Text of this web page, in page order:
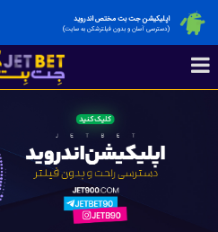
اپلیکیشن جت بت مختص اندروید
(دسترسی آسان و بدون فیلترشکن به سایت)